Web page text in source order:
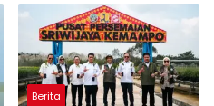
Berita